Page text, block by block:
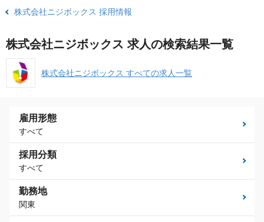
株式会社ニジボックス 採用情報
株式会社ニジボックス 求人の検索結果一覧
株式会社ニジボックス すべての求人一覧
雇用形態
すべて
採用分類
すべて
勤務地
関東